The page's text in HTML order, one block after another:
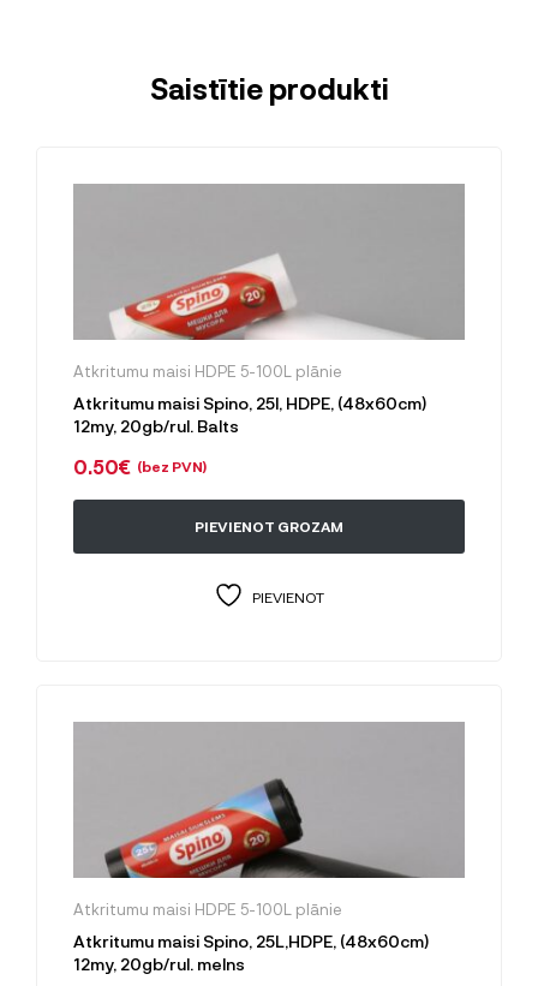
Saistītie produkti
Atkritumu maisi HDPE 5-100L plānie
Atkritumu maisi Spino, 25l, HDPE, (48x60cm)
12my, 20gb/rul. Balts
0.50€ (bez PVN)
PIEVIENOT GROZAM
PIEVIENOT
Atkritumu maisi HDPE 5-100L plānie
Atkritumu maisi Spino, 25L,HDPE, (48x60cm)
12my, 20gb/rul. melns